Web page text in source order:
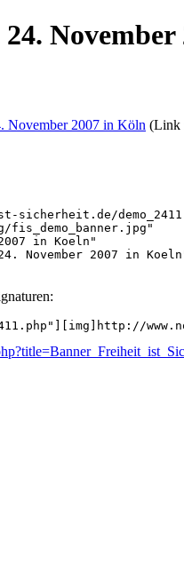
November 2007 in Köln (Link
in Koeln"
November 2007 in